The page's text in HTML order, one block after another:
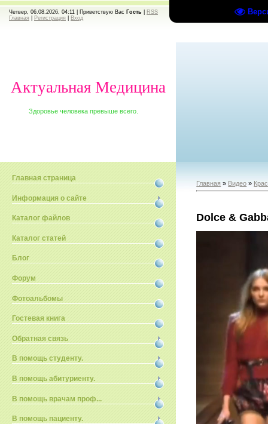
Четвер, 06.08.2026, 04:11 | Приветствую Вас Гость
RSS
Главная
Регистрация Вход
Актуальная Медицина
Здоровье человека превыше всего.
Главная страница
Информация о сайте
Каталог файлов
Каталог статей
Блог
Форум
Фотоальбомы
Гостевая книга
Обратная связь
В помощь студенту.
В помощь абитуриенту.
В помощь врачам проф...
В помощь пациенту.
Главная » Видео »
Dolce &